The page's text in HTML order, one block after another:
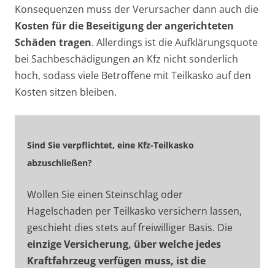
Konsequenzen muss der Verursacher dann auch die
Kosten für die Beseitigung der angerichteten
Schäden tragen. Allerdings ist die Aufklärungsquote
bei Sachbeschädigungen an Kfz nicht sonderlich
hoch, sodass viele Betroffene mit Teilkasko auf den
Kosten sitzen bleiben.
Sind Sie verpflichtet, eine Kfz-Teilkasko
abzuschließen?
Wollen Sie einen Steinschlag oder
Hagelschaden per Teilkasko versichern lassen,
geschieht dies stets auf freiwilliger Basis. Die
einzige Versicherung, über welche jedes
Kraftfahrzeug verfügen muss, ist die